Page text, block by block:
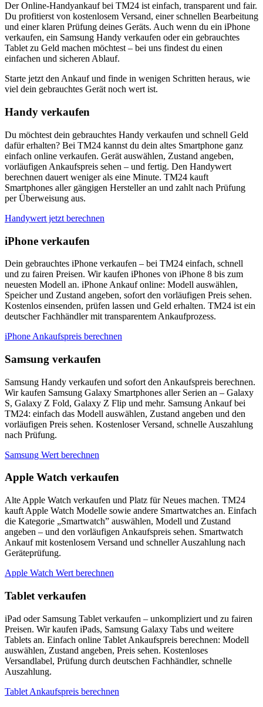
Der Online-Handyankauf bei TM24 ist einfach, transparent und fair.
Du profitierst von kostenlosem Versand, einer schnellen Bearbeitung
und einer klaren Prüfung deines Geräts. Auch wenn du ein iPhone
verkaufen, ein Samsung Handy verkaufen oder ein gebrauchtes
Tablet zu Geld machen möchtest – bei uns findest du einen
einfachen und sicheren Ablauf.
Starte jetzt den Ankauf und finde in wenigen Schritten heraus, wie
viel dein gebrauchtes Gerät noch wert ist.
Handy verkaufen
Du möchtest dein gebrauchtes Handy verkaufen und schnell Geld
dafür erhalten? Bei TM24 kannst du dein altes Smartphone ganz
einfach online verkaufen. Gerät auswählen, Zustand angeben,
vorläufigen Ankaufspreis sehen – und fertig. Den Handywert
berechnen dauert weniger als eine Minute. TM24 kauft
Smartphones aller gängigen Hersteller an und zahlt nach Prüfung
per Überweisung aus.
Handywert jetzt berechnen
iPhone verkaufen
Dein gebrauchtes iPhone verkaufen – bei TM24 einfach, schnell
und zu fairen Preisen. Wir kaufen iPhones von iPhone 8 bis zum
neuesten Modell an. iPhone Ankauf online: Modell auswählen,
Speicher und Zustand angeben, sofort den vorläufigen Preis sehen.
Kostenlos einsenden, prüfen lassen und Geld erhalten. TM24 ist ein
deutscher Fachhändler mit transparentem Ankaufprozess.
iPhone Ankaufspreis berechnen
Samsung verkaufen
Samsung Handy verkaufen und sofort den Ankaufspreis berechnen.
Wir kaufen Samsung Galaxy Smartphones aller Serien an – Galaxy
S, Galaxy Z Fold, Galaxy Z Flip und mehr. Samsung Ankauf bei
TM24: einfach das Modell auswählen, Zustand angeben und den
vorläufigen Preis sehen. Kostenloser Versand, schnelle Auszahlung
nach Prüfung.
Samsung Wert berechnen
Apple Watch verkaufen
Alte Apple Watch verkaufen und Platz für Neues machen. TM24
kauft Apple Watch Modelle sowie andere Smartwatches an. Einfach
die Kategorie „Smartwatch” auswählen, Modell und Zustand
angeben – und den vorläufigen Ankaufspreis sehen. Smartwatch
Ankauf mit kostenlosem Versand und schneller Auszahlung nach
Geräteprüfung.
Apple Watch Wert berechnen
Tablet verkaufen
iPad oder Samsung Tablet verkaufen – unkompliziert und zu fairen
Preisen. Wir kaufen iPads, Samsung Galaxy Tabs und weitere
Tablets an. Einfach online Tablet Ankaufspreis berechnen: Modell
auswählen, Zustand angeben, Preis sehen. Kostenloses
Versandlabel, Prüfung durch deutschen Fachhändler, schnelle
Auszahlung.
Tablet Ankaufspreis berechnen